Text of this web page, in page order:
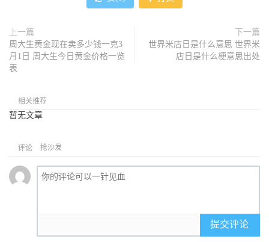
上一篇
周大生黄金现在卖多少钱一克3
月1日 周大生今日黄金价格一览
表
下一篇
世界米店日是什么意思 世界米
店日是什么梗意思出处
相关推荐
暂无文章
评论 抢沙发
提交评论